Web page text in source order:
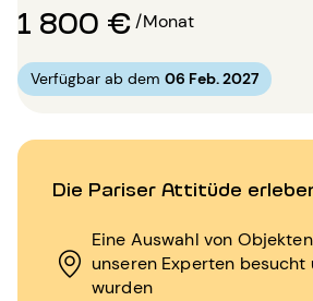
Die Pariser Attitüde
Eine Auswahl von
unseren Experten
wurden
1 800 €/Monat
Verfügbar ab dem 06 Feb. 2027